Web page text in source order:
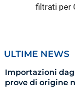
filtrati per
ULTIME NEWS
Importazioni
prove di origine